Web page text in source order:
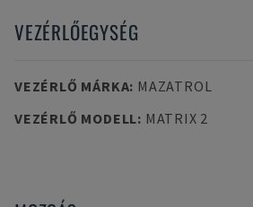
VEZÉRLŐEGYSÉG
VEZÉRLŐ MÁRKA: MAZATROL
VEZÉRLŐ MODELL: MATRIX 2